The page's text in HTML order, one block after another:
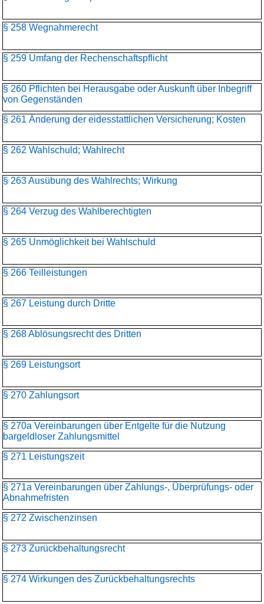
§ 258 Wegnahmerecht
§ 259 Umfang der Rechenschaftspflicht
§ 260 Pflichten bei Herausgabe oder Auskunft über Inbegriff
von Gegenständen
§ 261 Änderung der eidesstattlichen Versicherung; Kosten
§ 262 Wahlschuld; Wahlrecht
§ 263 Ausübung des Wahlrechts; Wirkung
§ 264 Verzug des Wahlberechtigten
§ 265 Unmöglichkeit bei Wahlschuld
§ 266 Teilleistungen
§ 267 Leistung durch Dritte
§ 268 Ablösungsrecht des Dritten
§ 269 Leistungsort
§ 270 Zahlungsort
§ 270a Vereinbarungen über Entgelte für die Nutzung
bargeldloser Zahlungsmittel
§ 271 Leistungszeit
§ 271a Vereinbarungen über Zahlungs-, Überprüfungs- oder
Abnahmefristen
§ 272 Zwischenzinsen
§ 273 Zurückbehaltungsrecht
§ 274 Wirkungen des Zurückbehaltungsrechts